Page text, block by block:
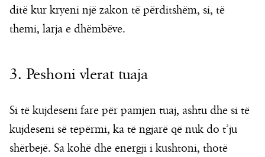
ditë kur kryeni një zakon të përditshëm, si, të
themi, larja e dhëmbëve.
3. Peshoni vlerat tuaja
Si të kujdeseni fare për pamjen tuaj, ashtu dhe si të
kujdeseni së tepërmi, ka të ngjarë që nuk do t’ju
shërbejë. Sa kohë dhe energji i kushtoni, thotë